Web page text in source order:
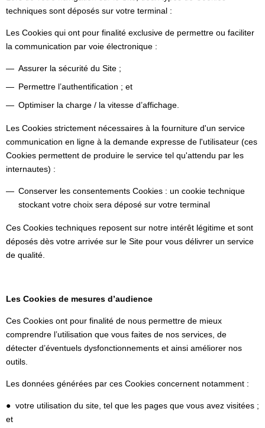
techniques sont déposés sur votre terminal :
Les Cookies qui ont pour finalité exclusive de permettre ou faciliter
la communication par voie électronique :
Assurer la sécurité du Site ;
Permettre l’authentification ; et
Optimiser la charge / la vitesse d’affichage.
Les Cookies strictement nécessaires à la fourniture d'un service
communication en ligne à la demande expresse de l'utilisateur (ces
Cookies permettent de produire le service tel qu'attendu par les
internautes) :
Conserver les consentements Cookies : un cookie technique
stockant votre choix sera déposé sur votre terminal
Ces Cookies techniques reposent sur notre intérêt légitime et sont
déposés dès votre arrivée sur le Site pour vous délivrer un service
de qualité.
Les Cookies de mesures d’audience
Ces Cookies ont pour finalité de nous permettre de mieux
comprendre l’utilisation que vous faites de nos services, de
détecter d’éventuels dysfonctionnements et ainsi améliorer nos
outils.
Les données générées par ces Cookies concernent notamment :
● votre utilisation du site, tel que les pages que vous avez visitées ;
et